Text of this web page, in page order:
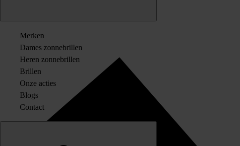
Merken
Dames zonnebrillen
Heren zonnebrillen
Brillen
Onze acties
Blogs
Contact